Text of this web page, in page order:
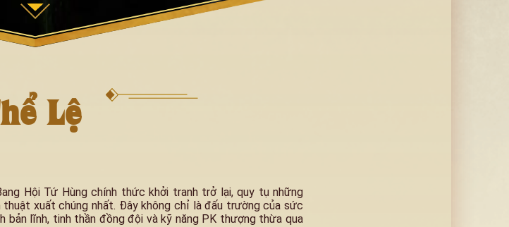
Lệ
Hội Tứ Hùng chính thức khởi tranh trở lại, quy tụ những
thuật xuất chúng nhất. Đây không chỉ là đấu trường của sức
bản lĩnh, tinh thần đồng đội và kỹ năng PK thượng thừa qua